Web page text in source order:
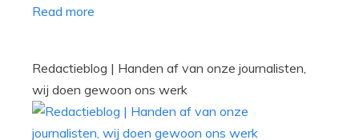
Read more
Redactieblog | Handen af van onze journalisten,
wij doen gewoon ons werk